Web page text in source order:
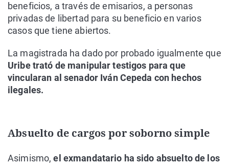
beneficios, a través de emisarios, a personas
privadas de libertad para su beneficio en varios
casos que tiene abiertos.
La magistrada ha dado por probado igualmente que
Uribe trató de manipular testigos para que
vincularan al senador Iván Cepeda con hechos
ilegales.
Absuelto de cargos por soborno simple
Asimismo,el exmandatario ha sido absuelto de los